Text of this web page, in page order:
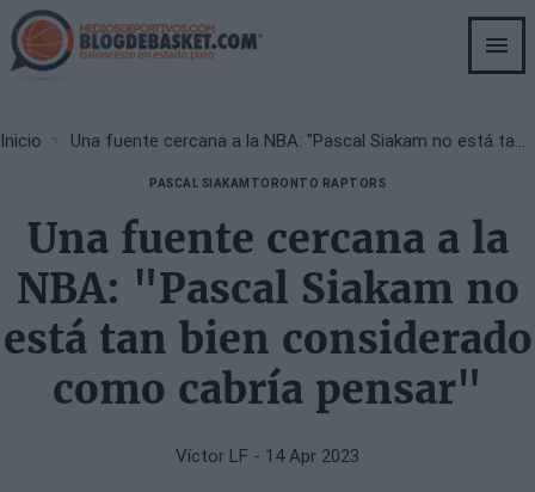
Skip
to
main
Breadcrumb
Inicio Una fuente cercana a la NBA: "Pascal Siakam no está tan bien considerado como cabría pensar"
PASCAL SIAKAM TORONTO RAPTORS
Una fuente cercana a la
NBA: "Pascal Siakam no
está tan bien considerado
como cabría pensar"
Víctor LF - 14 Apr 2023